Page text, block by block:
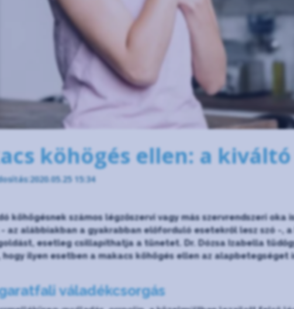
köhögés ellen: a
15:34
köhögésnek számos légzőszervi vagy más szervrendszeri
az alábbiakban a gyakrabban előforduló esetekről lesz szó -,
esetleg csillapíthatja a tünetet. Dr. Dózsa Izabella
ilyen esetben a makacs köhögés ellen az alapbetegséget
váladékcsorgás